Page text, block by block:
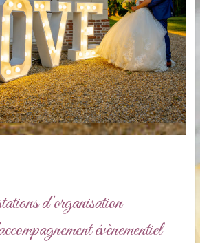
d'organisation
évènementiel